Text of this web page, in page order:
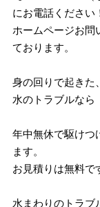
にお電話ください
ホームページお問
ております。
身の回りで起きた
水のトラブルなら
年中無休で駆けつ
ます。
お見積りは無料で
水まわりのトラブ